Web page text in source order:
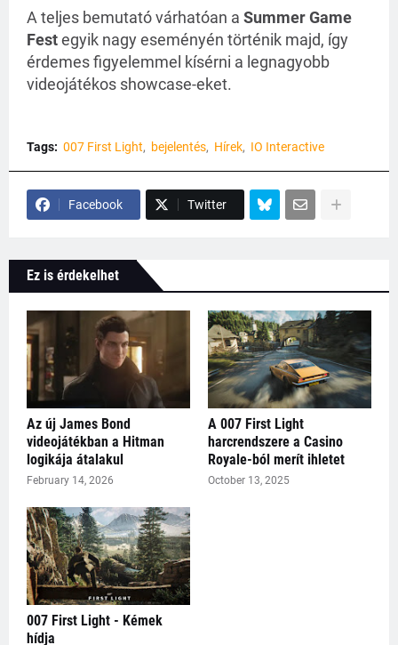
A teljes bemutató várhatóan a Summer Game
Festegyik nagy eseményén történik majd, így
érdemes figyelemmel kísérni a legnagyobb
videojátékos showcase-eket.
Tags: 007 First Light bejelentés Hírek IO Interactive
Facebook Twitter
Ez is érdekelhet
Az új James Bond
videojátékban a Hitman
logikája átalakul
February 14, 2026
A 007 First Light
harcrendszere a Casino
Royale-ból merít ihletet
October 13, 2025
007 First Light - Kémek
hídja